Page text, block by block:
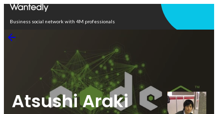
Business social network with 4M professionals
Atsushi Araki